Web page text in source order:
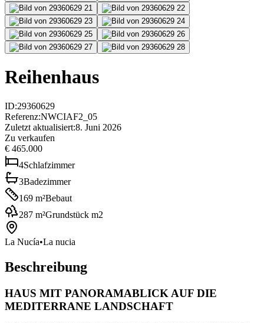
Reihenhaus
ID:29360629
Referenz:NWCIAF2_05
Zuletzt aktualisiert:8. Juni 2026
Zu verkaufen
€ 465.000
4Schlafzimmer
3Badezimmer
169 m²Bebaut
287 m²Grundstück m2
La Nucía•La nucia
Beschreibung
HAUS MIT PANORAMABLICK AUF DIE
MEDITERRANE LANDSCHAFT